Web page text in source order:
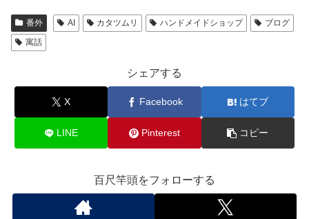
e
b
o
o
n
番外 AI カタツムリ ハンドメイドショップ
ブログ
寓話
シェアする
X Facebook はてブ
LINE Pinterest コピー
百尺竿頭をフォローする